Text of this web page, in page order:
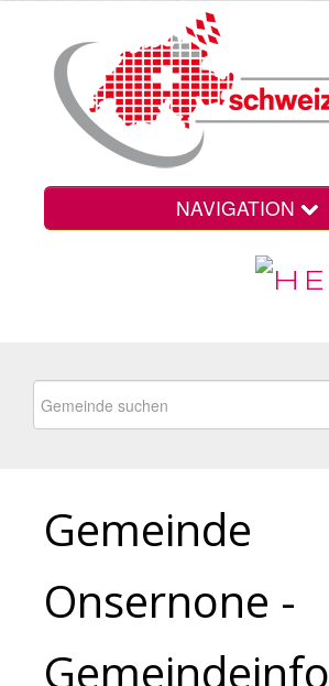
NAVIGATION
Gemeinde
Onsernone -
Gemeindeinfo